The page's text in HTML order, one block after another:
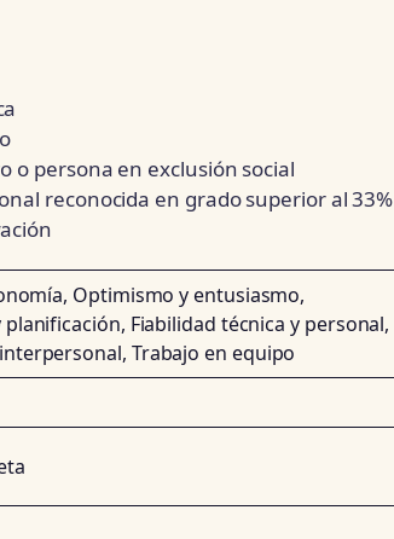
o persona en exclusión social
reconocida en grado superior al 33%
Optimismo y entusiasmo,
Fiabilidad técnica y personal,
Trabajo en equipo